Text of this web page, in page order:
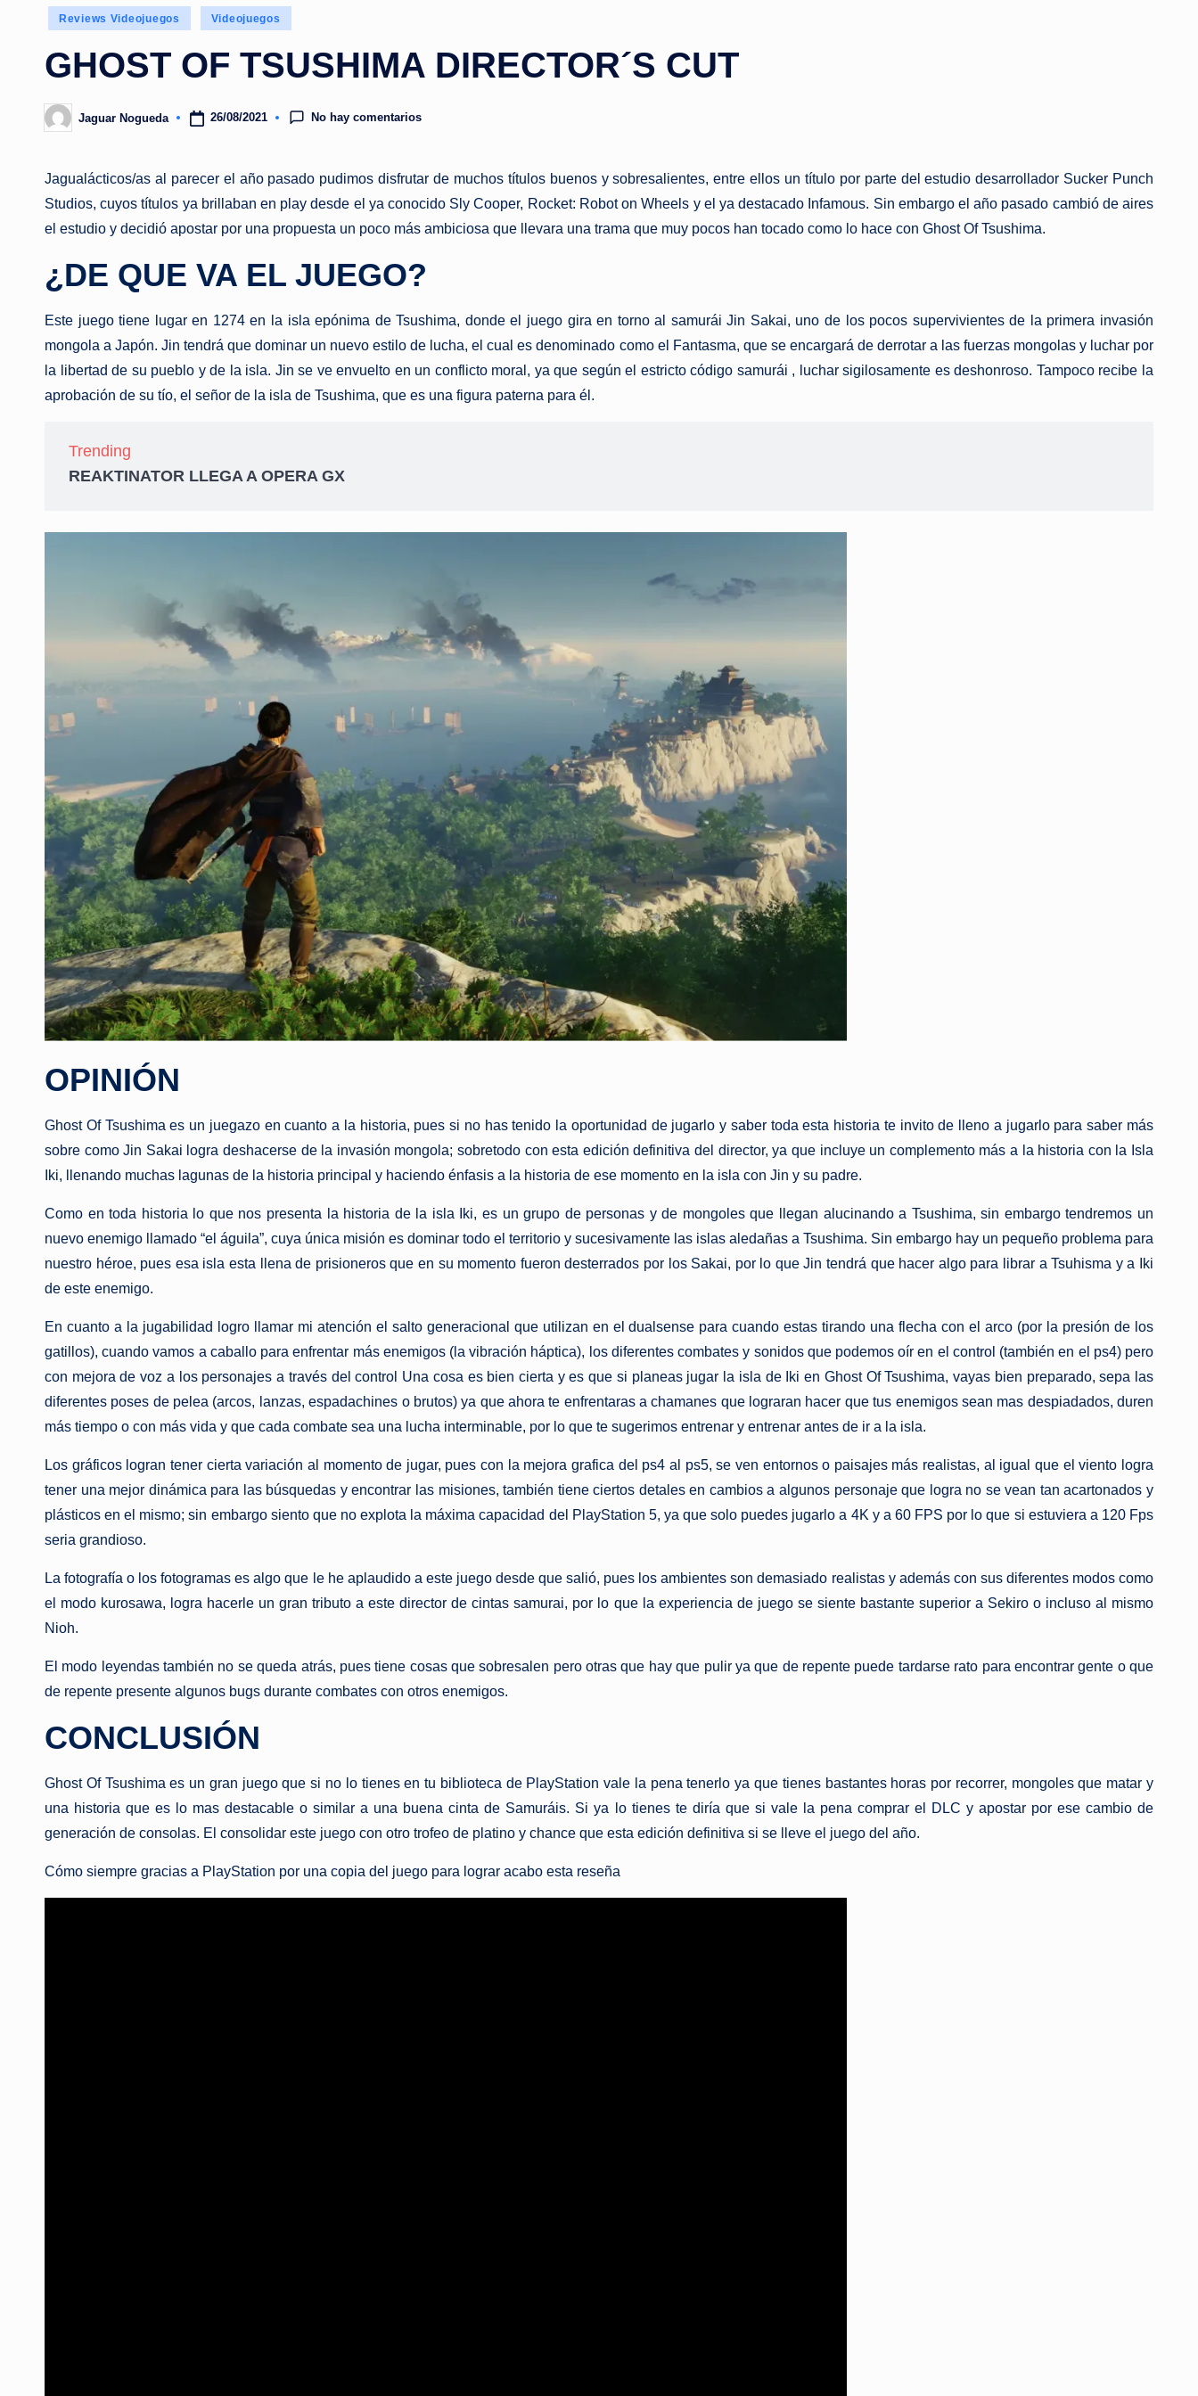
Publicado
Reviews Videojuegos Videojuegos
GHOST OF TSUSHIMA DIRECTOR´S CUT
Publicado
por
Jaguar Nogueda 26/08/2021 No hay comentarios
Jagualácticos/as al parecer el año pasado pudimos disfrutar de muchos títulos buenos y sobresalientes, entre ellos un título por parte del estudio desarrollador Sucker Punch
Studios, cuyos títulos ya brillaban en play desde el ya conocido Sly Cooper, Rocket: Robot on Wheels y el ya destacado Infamous. Sin embargo el año pasado cambió de aires
el estudio y decidió apostar por una propuesta un poco más ambiciosa que llevara una trama que muy pocos han tocado como lo hace con Ghost Of Tsushima.
¿DE QUE VA EL JUEGO?
Este juego tiene lugar en 1274 en la isla epónima de Tsushima, donde el juego gira en torno al samurái Jin Sakai, uno de los pocos supervivientes de la primera invasión
mongola a Japón. Jin tendrá que dominar un nuevo estilo de lucha, el cual es denominado como el Fantasma, que se encargará de derrotar a las fuerzas mongolas y luchar por
la libertad de su pueblo y de la isla. Jin se ve envuelto en un conflicto moral, ya que según el estricto código samurái , luchar sigilosamente es deshonroso. Tampoco recibe la
aprobación de su tío, el señor de la isla de Tsushima, que es una figura paterna para él.
Trending
REAKTINATOR LLEGA A OPERA GX
OPINIÓN
Ghost Of Tsushima es un juegazo en cuanto a la historia, pues si no has tenido la oportunidad de jugarlo y saber toda esta historia te invito de lleno a jugarlo para saber más
sobre como Jin Sakai logra deshacerse de la invasión mongola; sobretodo con esta edición definitiva del director, ya que incluye un complemento más a la historia con la Isla
Iki, llenando muchas lagunas de la historia principal y haciendo énfasis a la historia de ese momento en la isla con Jin y su padre.
Como en toda historia lo que nos presenta la historia de la isla Iki, es un grupo de personas y de mongoles que llegan alucinando a Tsushima, sin embargo tendremos un
nuevo enemigo llamado “el águila”, cuya única misión es dominar todo el territorio y sucesivamente las islas aledañas a Tsushima. Sin embargo hay un pequeño problema para
nuestro héroe, pues esa isla esta llena de prisioneros que en su momento fueron desterrados por los Sakai, por lo que Jin tendrá que hacer algo para librar a Tsuhisma y a Iki
de este enemigo.
En cuanto a la jugabilidad logro llamar mi atención el salto generacional que utilizan en el dualsense para cuando estas tirando una flecha con el arco (por la presión de los
gatillos), cuando vamos a caballo para enfrentar más enemigos (la vibración háptica), los diferentes combates y sonidos que podemos oír en el control (también en el ps4) pero
con mejora de voz a los personajes a través del control Una cosa es bien cierta y es que si planeas jugar la isla de Iki en Ghost Of Tsushima, vayas bien preparado, sepa las
diferentes poses de pelea (arcos, lanzas, espadachines o brutos) ya que ahora te enfrentaras a chamanes que lograran hacer que tus enemigos sean mas despiadados, duren
más tiempo o con más vida y que cada combate sea una lucha interminable, por lo que te sugerimos entrenar y entrenar antes de ir a la isla.
Los gráficos logran tener cierta variación al momento de jugar, pues con la mejora grafica del ps4 al ps5, se ven entornos o paisajes más realistas, al igual que el viento logra
tener una mejor dinámica para las búsquedas y encontrar las misiones, también tiene ciertos detales en cambios a algunos personaje que logra no se vean tan acartonados y
plásticos en el mismo; sin embargo siento que no explota la máxima capacidad del PlayStation 5, ya que solo puedes jugarlo a 4K y a 60 FPS por lo que si estuviera a 120 Fps
seria grandioso.
La fotografía o los fotogramas es algo que le he aplaudido a este juego desde que salió, pues los ambientes son demasiado realistas y además con sus diferentes modos como
el modo kurosawa, logra hacerle un gran tributo a este director de cintas samurai, por lo que la experiencia de juego se siente bastante superior a Sekiro o incluso al mismo
Nioh.
El modo leyendas también no se queda atrás, pues tiene cosas que sobresalen pero otras que hay que pulir ya que de repente puede tardarse rato para encontrar gente o que
de repente presente algunos bugs durante combates con otros enemigos.
CONCLUSIÓN
Ghost Of Tsushima es un gran juego que si no lo tienes en tu biblioteca de PlayStation vale la pena tenerlo ya que tienes bastantes horas por recorrer, mongoles que matar y
una historia que es lo mas destacable o similar a una buena cinta de Samuráis. Si ya lo tienes te diría que si vale la pena comprar el DLC y apostar por ese cambio de
generación de consolas. El consolidar este juego con otro trofeo de platino y chance que esta edición definitiva si se lleve el juego del año.
Cómo siempre gracias a PlayStation por una copia del juego para lograr acabo esta reseña